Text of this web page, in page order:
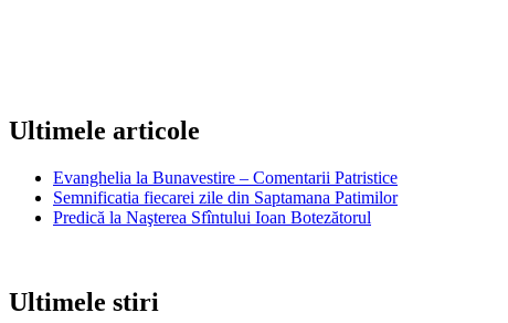
Ultimele articole
Evanghelia la Bunavestire – Comentarii Patristice
Semnificatia fiecarei zile din Saptamana Patimilor
Predică la Naşterea Sfîntului Ioan Botezătorul
Ultimele stiri